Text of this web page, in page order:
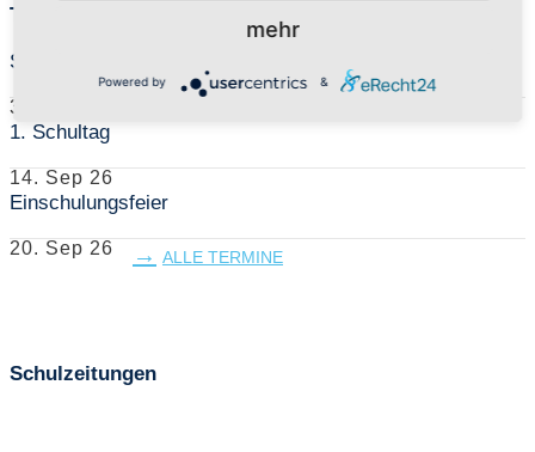
Termine
Sommerferien
30. Jul 26
1. Schultag
14. Sep 26
Einschulungsfeier
20. Sep 26 ALLE TERMINE
Schulzeitungen
mehr
Powered by &